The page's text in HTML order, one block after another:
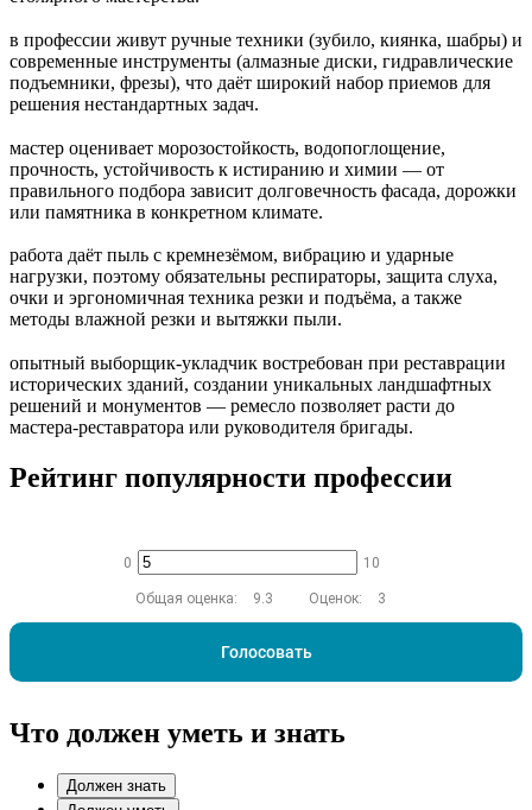
в профессии живут ручные техники (зубило, киянка, шабры) и
современные инструменты (алмазные диски, гидравлические
подъемники, фрезы), что даёт широкий набор приемов для
решения нестандартных задач.
мастер оценивает морозостойкость, водопоглощение,
прочность, устойчивость к истиранию и химии — от
правильного подбора зависит долговечность фасада, дорожки
или памятника в конкретном климате.
работа даёт пыль с кремнезёмом, вибрацию и ударные
нагрузки, поэтому обязательны респираторы, защита слуха,
очки и эргономичная техника резки и подъёма, а также
методы влажной резки и вытяжки пыли.
опытный выборщик-укладчик востребован при реставрации
исторических зданий, создании уникальных ландшафтных
решений и монументов — ремесло позволяет расти до
мастера-реставратора или руководителя бригады.
Рейтинг популярности профессии
0 10
Общая оценка: 9.3 Оценок: 3
Голосовать
Что должен уметь и знать
Должен знать